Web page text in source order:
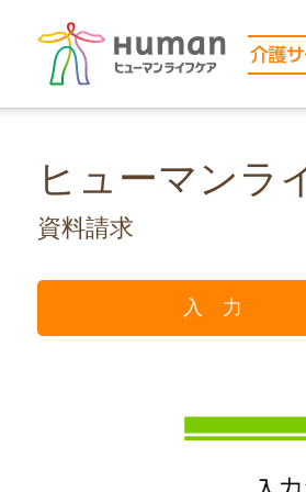
ヒューマンラ
資料請求
入 力